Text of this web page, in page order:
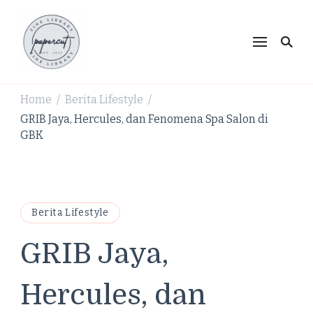
PaperCut Zine Library |
Produktivitas & Inspirasi
Kreatif
Ikuti cerita gaya hidup, kebiasaan positif, serta
Home / Berita Lifestyle /
GRIB Jaya, Hercules, dan Fenomena Spa Salon di
GBK
Berita Lifestyle
GRIB Jaya,
Hercules, dan